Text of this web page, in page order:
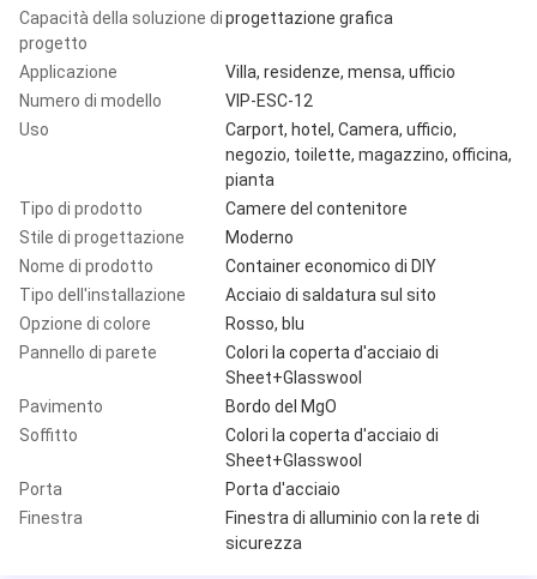
Capacità della soluzione di
progetto
progettazione grafica
Applicazione
Villa, residenze, mensa, ufficio
Numero di modello
VIP-ESC-12
Uso
Carport, hotel, Camera, ufficio,
negozio, toilette, magazzino, officina,
pianta
Tipo di prodotto
Camere del contenitore
Stile di progettazione
Moderno
Nome di prodotto
Container economico di DIY
Tipo dell'installazione
Acciaio di saldatura sul sito
Opzione di colore
Rosso, blu
Pannello di parete
Colori la coperta d'acciaio di
Sheet+Glasswool
Pavimento
Bordo del MgO
Soffitto
Colori la coperta d'acciaio di
Sheet+Glasswool
Porta
Porta d'acciaio
Finestra
Finestra di alluminio con la rete di
sicurezza